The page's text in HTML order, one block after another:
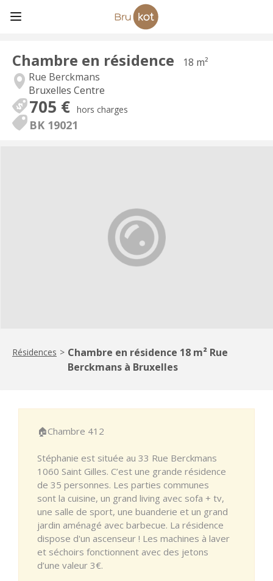
Chambre en résidence
18 m²
Rue Berckmans
Bruxelles Centre
705 € hors charges
BK 19021
Résidences > Chambre en résidence 18 m² Rue
Berckmans à Bruxelles
🏠Chambre 412
Stéphanie est située au 33 Rue Berckmans
1060 Saint Gilles. C’est une grande résidence
de 35 personnes. Les parties communes
sont la cuisine, un grand living avec sofa + tv,
une salle de sport, une buanderie et un grand
jardin aménagé avec barbecue. La résidence
dispose d'un ascenseur ! Les machines à laver
et séchoirs fonctionnent avec des jetons
d’une valeur 3€.